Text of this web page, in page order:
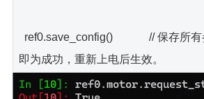
ref0.save_config() // 保存所有
即为成功，重新上电后生效。